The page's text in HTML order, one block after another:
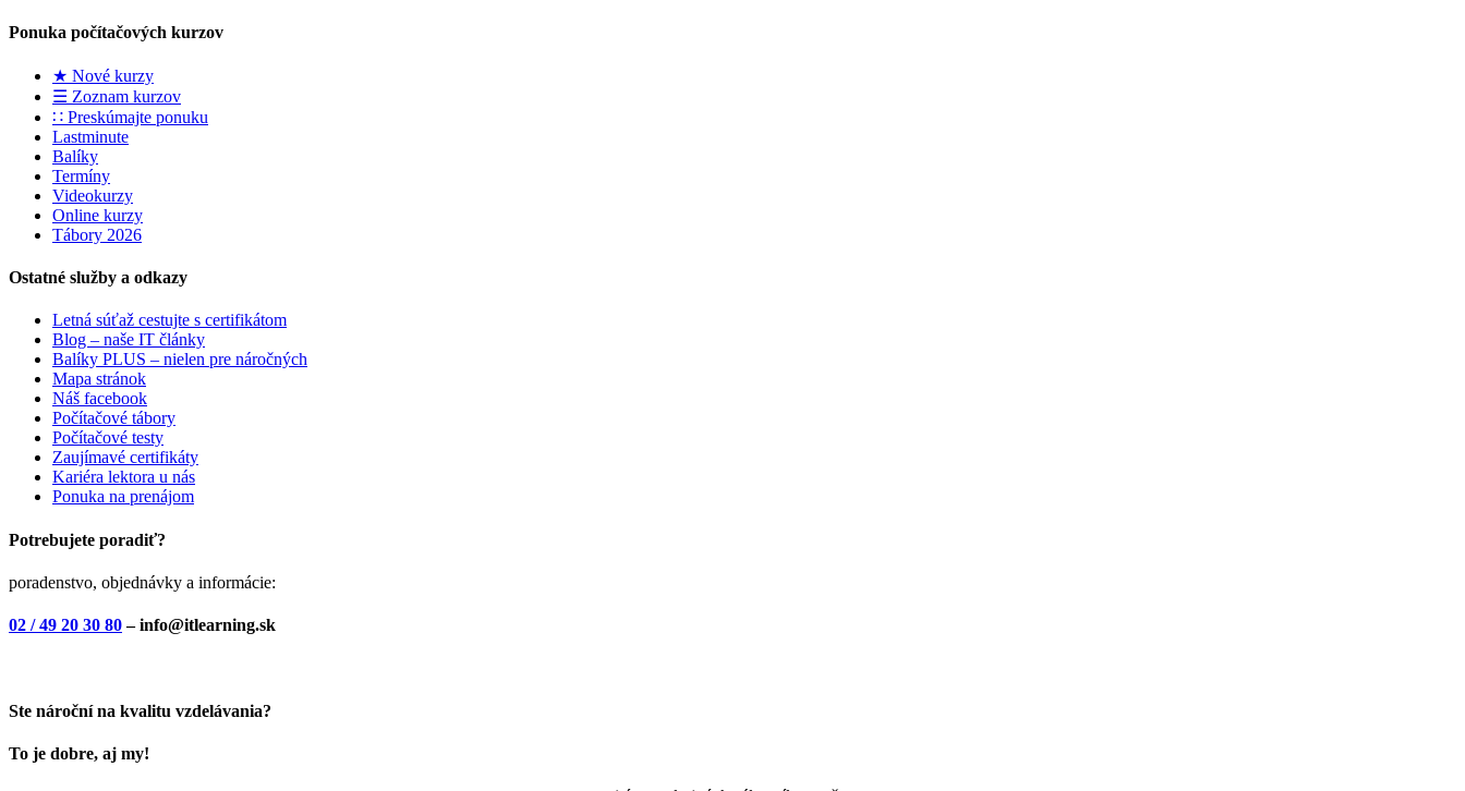
Ponuka počítačových kurzov
★ Nové kurzy
☰ Zoznam kurzov
∷ Preskúmajte ponuku
Lastminute
Balíky
Termíny
Videokurzy
Online kurzy
Tábory 2026
Ostatné služby a odkazy
Letná súťaž cestujte s certifikátom
Blog – naše IT články
Balíky PLUS – nielen pre náročných
Mapa stránok
Náš facebook
Počítačové tábory
Počítačové testy
Zaujímavé certifikáty
Kariéra lektora u nás
Ponuka na prenájom
Potrebujete poradiť?
poradenstvo, objednávky a informácie:
02 / 49 20 30 80– info@itlearning.sk
Ste nároční na kvalitu vzdelávania?
To je dobre, aj my!